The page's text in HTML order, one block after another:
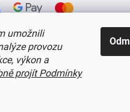
umožnili
provozu
výkon a
projít Podmínky